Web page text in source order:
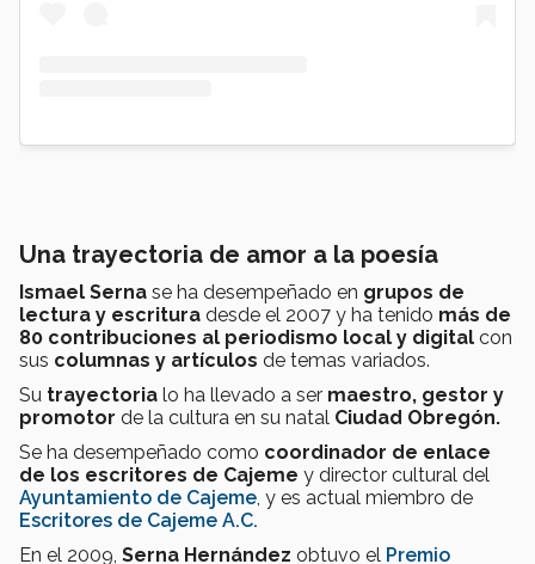
Una trayectoria de amor a la poesía
Ismael Serna se ha desempeñado en grupos de
lectura y escritura desde el 2007 y ha tenido más de
80 contribuciones al periodismo local y digital con
sus columnas y artículos de temas variados.
Su trayectoria lo ha llevado a ser maestro, gestor y
promotor de la cultura en su natal Ciudad Obregón.
Se ha desempeñado como coordinador de enlace
de los escritores de Cajeme y director cultural del
Ayuntamiento de Cajeme, y es actual miembro de
Escritores de Cajeme A.C.
En el 2009, Serna Hernández obtuvo el Premio